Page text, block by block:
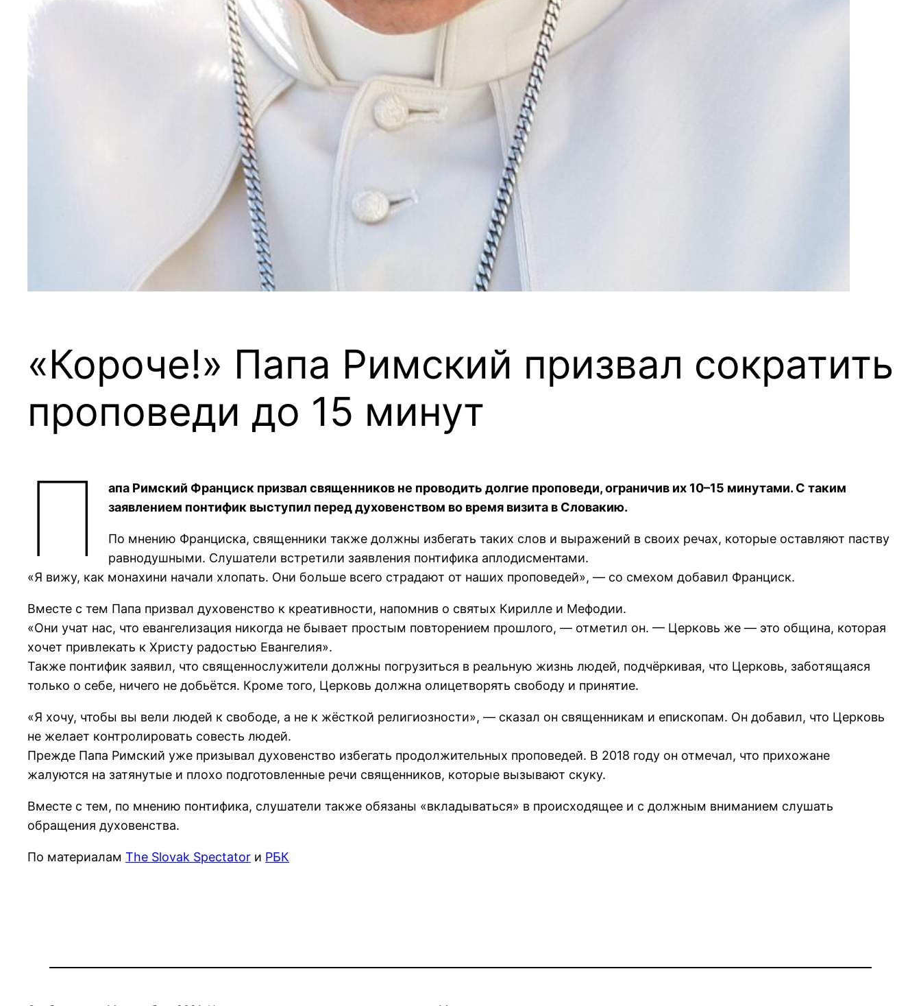
«Короче!» Папа Римский призвал сократить
проповеди до 15 минут
П
апа Римский Франциск призвал священников не проводить долгие проповеди, ограничив их 10–15 минутами. С таким
заявлением понтифик выступил перед духовенством во время визита в Словакию.
По мнению Франциска, священники также должны избегать таких слов и выражений в своих речах, которые оставляют паству
равнодушными. Слушатели встретили заявления понтифика аплодисментами.
«Я вижу, как монахини начали хлопать. Они больше всего страдают от наших проповедей», — со смехом добавил Франциск.
Вместе с тем Папа призвал духовенство к креативности, напомнив о святых Кирилле и Мефодии.
«Они учат нас, что евангелизация никогда не бывает простым повторением прошлого, — отметил он. — Церковь же — это община, которая
хочет привлекать к Христу радостью Евангелия».
Также понтифик заявил, что священнослужители должны погрузиться в реальную жизнь людей, подчёркивая, что Церковь, заботящаяся
только о себе, ничего не добьётся. Кроме того, Церковь должна олицетворять свободу и принятие.
«Я хочу, чтобы вы вели людей к свободе, а не к жёсткой религиозности», — сказал он священникам и епископам. Он добавил, что Церковь
не желает контролировать совесть людей.
Прежде Папа Римский уже призывал духовенство избегать продолжительных проповедей. В 2018 году он отмечал, что прихожане
жалуются на затянутые и плохо подготовленные речи священников, которые вызывают скуку.
Вместе с тем, по мнению понтифика, слушатели также обязаны «вкладываться» в происходящее и с должным вниманием слушать
обращения духовенства.
По материалам The Slovak Spectator и РБК